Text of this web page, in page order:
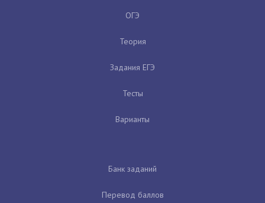
ОГЭ
Теория
Задания ЕГЭ
Тесты
Варианты
Банк заданий
Перевод баллов